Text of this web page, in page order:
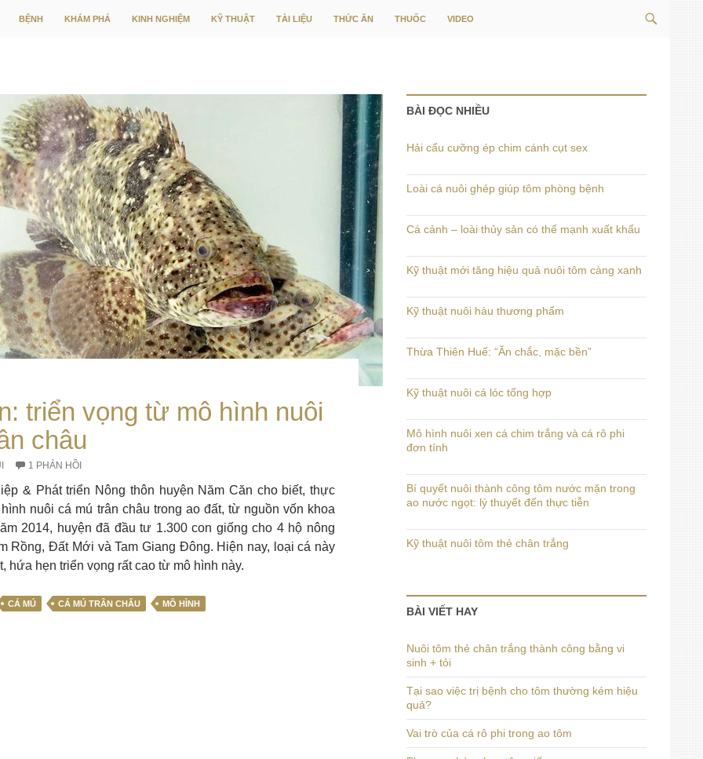
kiếm
BỆNH KHÁM PHÁ KINH NGHIỆM KỸ THUẬT TÀI LIỆU THỨC ĂN THUỐC VIDEO
triển vọng từ mô hình nuôi
châu
1 PHẢN HỒI
& Phát triển Nông thôn huyện Năm Căn cho biết, thực
nuôi cá mú trân châu trong ao đất, từ nguồn vốn khoa
2014, huyện đã đầu tư 1.300 con giống cho 4 hộ nông
Rồng, Đất Mới và Tam Giang Đông. Hiện nay, loại cá này
hứa hẹn triển vọng rất cao từ mô hình này.
CÁ MÚ CÁ MÚ TRÂN CHÂU MÔ HÌNH
BÀI ĐỌC NHIỀU
Hải cẩu cưỡng ép chim cánh cụt sex
Loài cá nuôi ghép giúp tôm phòng bệnh
Cá cảnh – loài thủy sản có thế mạnh xuất khẩu
Kỹ thuật mới tăng hiệu quả nuôi tôm càng xanh
Kỹ thuật nuôi hàu thương phẩm
Thừa Thiên Huế: “Ăn chắc, mặc bền”
Kỹ thuật nuôi cá lóc tổng hợp
Mô hình nuôi xen cá chim trắng và cá rô phi
đơn tính
Bí quyết nuôi thành công tôm nước mặn trong
ao nước ngọt: lý thuyết đến thực tiễn
Kỹ thuật nuôi tôm thẻ chân trắng
BÀI VIẾT HAY
Nuôi tôm thẻ chân trắng thành công bằng vi
sinh + tỏi
Tại sao việc trị bệnh cho tôm thường kém hiệu
quả?
Vai trò của cá rô phi trong ao tôm